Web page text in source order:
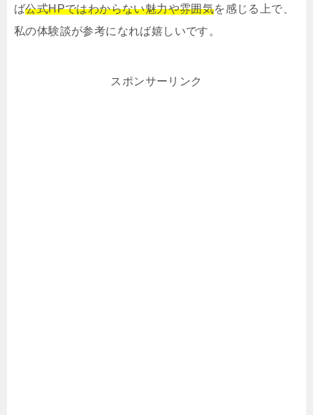
ば公式HPではわからない魅力や雰囲気を感じる上で、
私の体験談が参考になれば嬉しいです。
スポンサーリンク